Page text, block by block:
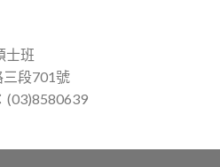
士班
段701號
(03)8580639